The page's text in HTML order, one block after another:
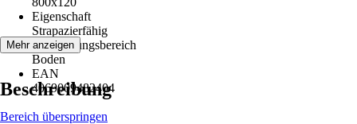
Eigenschaft
Strapazierfähig
Anwendungsbereich
Boden
EAN
4069009482404
Mehr anzeigen
Beschreibung
Bereich überspringen